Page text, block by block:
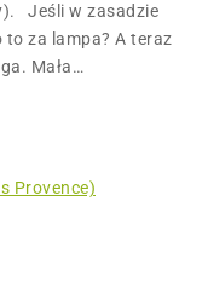
Jeśli w zasadzie
za lampa? A teraz
Mała…